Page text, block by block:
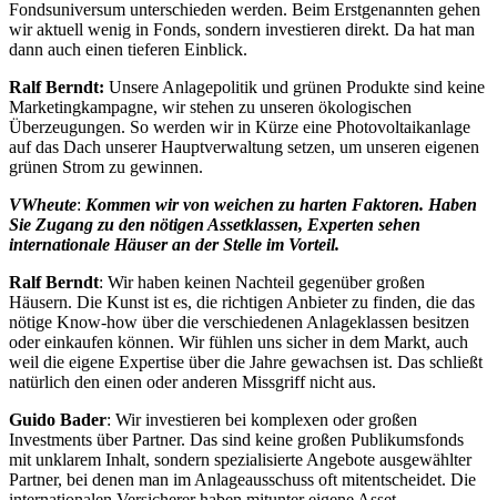
Fondsuniversum unterschieden werden. Beim Erstgenannten gehen
wir aktuell wenig in Fonds, sondern investieren direkt. Da hat man
dann auch einen tieferen Einblick.
Ralf Berndt: Unsere Anlagepolitik und grünen Produkte sind keine
Marketingkampagne, wir stehen zu unseren ökologischen
Überzeugungen. So werden wir in Kürze eine Photovoltaikanlage
auf das Dach unserer Hauptverwaltung setzen, um unseren eigenen
grünen Strom zu gewinnen.
VWheute: Kommen wir von weichen zu harten Faktoren. Haben
Sie Zugang zu den nötigen Assetklassen, Experten sehen
internationale Häuser an der Stelle im Vorteil.
Ralf Berndt: Wir haben keinen Nachteil gegenüber großen
Häusern. Die Kunst ist es, die richtigen Anbieter zu finden, die das
nötige Know-how über die verschiedenen Anlageklassen besitzen
oder einkaufen können. Wir fühlen uns sicher in dem Markt, auch
weil die eigene Expertise über die Jahre gewachsen ist. Das schließt
natürlich den einen oder anderen Missgriff nicht aus.
Guido Bader: Wir investieren bei komplexen oder großen
Investments über Partner. Das sind keine großen Publikumsfonds
mit unklarem Inhalt, sondern spezialisierte Angebote ausgewählter
Partner, bei denen man im Anlageausschuss oft mitentscheidet. Die